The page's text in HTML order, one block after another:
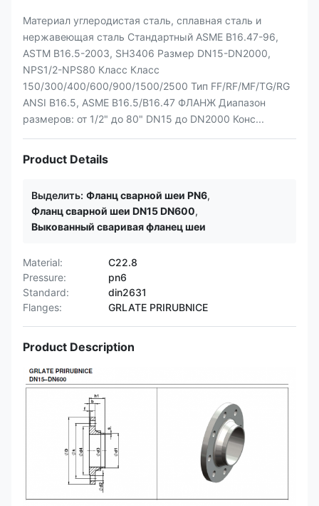
Материал углеродистая сталь, сплавная сталь и
нержавеющая сталь Стандартный ASME B16.47-96,
ASTM B16.5-2003, SH3406 Размер DN15-DN2000,
NPS1/2-NPS80 Класс Класс
150/300/400/600/900/1500/2500 Тип FF/RF/MF/TG/RG
ANSI B16.5, ASME B16.5/B16.47 ФЛАНЖ Диапазон
размеров: от 1/2" до 80" DN15 до DN2000 Конс...
Product Details
Выделить: Фланц сварной шеи PN6,
Фланц сварной шеи DN15 DN600,
Выкованный сваривая фланец шеи
Material:
С22.8
Pressure:
pn6
Standard:
din2631
Flanges:
GRLATE PRIRUBNICE
Product Description